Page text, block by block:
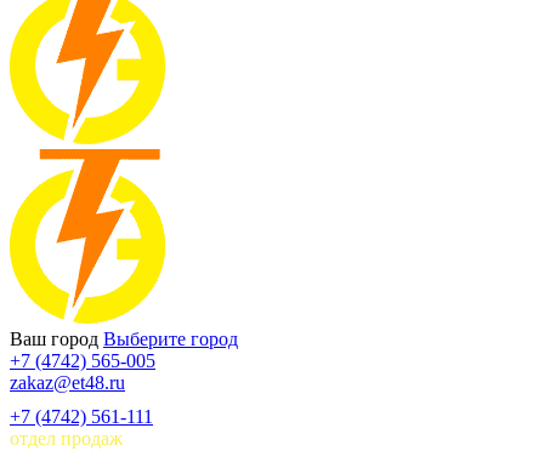
Ваш город Выберите город
+7 (4742) 565-005
zakaz@et48.ru
+7 (4742) 561-111
отдел продаж